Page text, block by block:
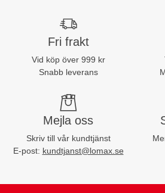
Fri frakt
Vid köp över 999 kr
Snabb leverans
Mejla oss
Skriv till vår kundtjänst
E-post: kundtjanst@lomax.se